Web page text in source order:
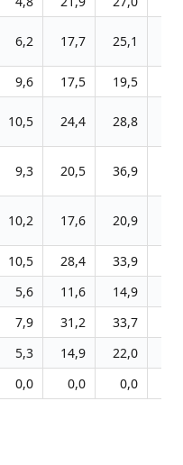
6,2 17,7 25,1
9,6 17,5 19,5
10,5 24,4 28,8
9,3 20,5 36,9
10,2 17,6 20,9
10,5 28,4 33,9
5,6 11,6 14,9
7,9 31,2 33,7
5,3 14,9 22,0
0,0 0,0 0,0